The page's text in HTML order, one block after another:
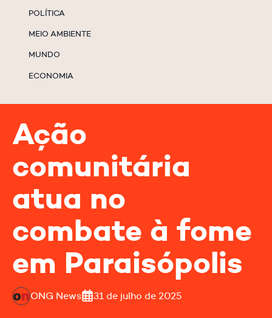
POLÍTICA
MEIO AMBIENTE
MUNDO
ECONOMIA
Ação
comunitária
atua no
combate à fome
em Paraisópolis
ONG News 31 de julho de 2025